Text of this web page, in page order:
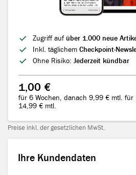
Zugriff auf über 1.000 neue
Inkl. täglichem Checkpoint-
Ohne Risiko: Jederzeit kündbar
1,00 €
für 6 Wochen, danach 9,99 € mtl. für
14,99 € mtl.
Preise inkl. der gesetzlichen MwSt.
Ihre Kundendaten